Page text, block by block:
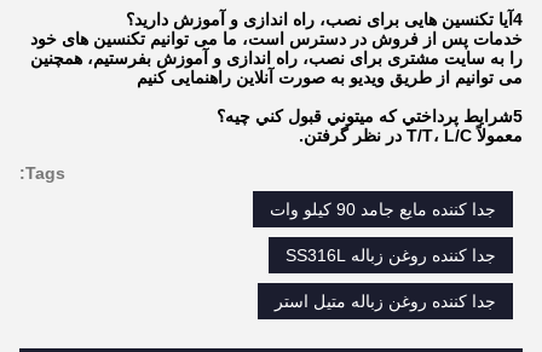
4آیا تکنسین هایی برای نصب، راه اندازی و آموزش دارید؟
خدمات پس از فروش در دسترس است، ما می توانیم تکنسین های خود
را به سایت مشتری برای نصب، راه اندازی و آموزش بفرستیم، همچنین
می توانیم از طریق ویدیو به صورت آنلاین راهنمایی کنیم
5شرایط پرداختي که ميتوني قبول کني چيه؟
معمولاً T/T، L/C در نظر گرفتن.
Tags:
جدا کننده مایع جامد 90 کیلو وات
جدا کننده روغن زباله SS316L
جدا کننده روغن زباله متیل استر